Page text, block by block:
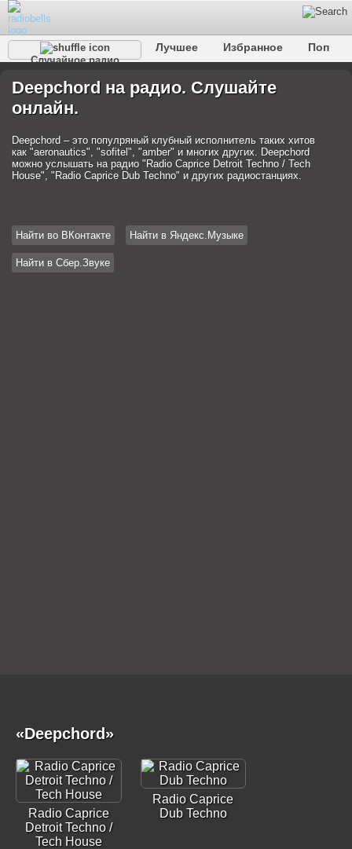
Случайное радио
Лучшее Избранное
Поп
Разговорное
Рэп Транс Дип-хаус
Джаз
Детское
Deepchord на радио. Слушайте
онлайн.
Deepchord – это популряный клубный исполнитель таких хитов
как "aeronautics", "sofitel", "amber" и многих других. Deepchord
можно услышать на радио "Radio Caprice Detroit Techno / Tech
House", "Radio Caprice Dub Techno" и других радиостанциях.
Найти во ВКонтакте Найти в Яндекс.Музыке
Найти в Сбер.Звуке
«Deepchord»
Radio Caprice
Detroit Techno /
Tech House
Radio Caprice
Dub Techno